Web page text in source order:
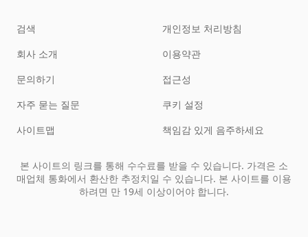
검색
회사 소개
문의하기
자주 묻는 질문
사이트맵
개인정보 처리방침
이용약관
접근성
쿠키 설정
책임감 있게 음주하세요
본 사이트의 링크를 통해 수수료를 받을 수 있습니다. 가격은 소
매업체 통화에서 환산한 추정치일 수 있습니다. 본 사이트를 이용
하려면 만 19세 이상이어야 합니다.